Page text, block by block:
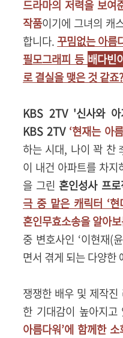
드라마의 저력을 보여
작품이기에 그녀의 캐
합니다. 꾸밈없는 아름
필모그래피 등 배다빈
로 결실을 맺은 것 같죠?
KBS 2TV '신사와 아
KBS 2TV ‘현재는 아
하는 시대, 나이 꽉 찬
이 내건 아파트를 차
을 그린 혼인성사 프
극 중 맡은 캐릭터 ‘현
혼인무효소송을 알아
중 변호사인 ‘이현재(
면서 겪게 되는 다양한
쟁쟁한 배우 및 제작
한 기대감이 높아지고
아름다워’에 함께한